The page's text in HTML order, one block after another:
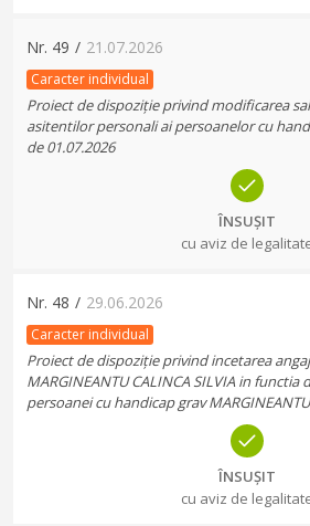
Nr. 49 / 21.07.2026
Caracter individual
Proiect de dispoziție privind modificarea
asitentilor personali ai persoanelor cu
de 01.07.2026
ÎNSUȘIT
cu aviz de
Nr. 48 / 29.06.2026
Caracter individual
Proiect de dispoziție privind incetarea
MARGINEANTU CALINCA SILVIA in
persoanei cu handicap grav
ÎNSUȘIT
cu aviz de